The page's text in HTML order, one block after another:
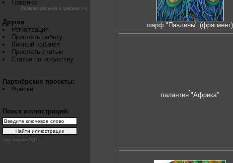
Графика
(Галерея рисунка и графики >>)
Другое
Регистрация
Прислать работу
Личный кабинет
Прислать статью
Статьи по искусству
Партнёрские проекты:
Фрески
Поиск иллюстраций:
Top галереи "АРТ"
шарф "Павлины" (фрагмент)
палантин "Африка"